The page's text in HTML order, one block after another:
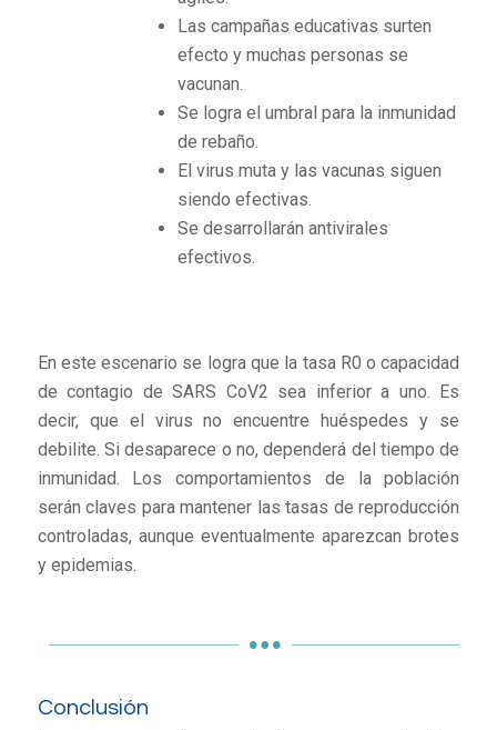
Las campañas educativas surten
efecto y muchas personas se
vacunan.
Se logra el umbral para la inmunidad
de rebaño.
El virus muta y las vacunas siguen
siendo efectivas.
Se desarrollarán antivirales
efectivos.
En este escenario se logra que la tasa R0 o capacidad
de contagio de SARS CoV2 sea inferior a uno. Es
decir, que el virus no encuentre huéspedes y se
debilite. Si desaparece o no, dependerá del tiempo de
inmunidad. Los comportamientos de la población
serán claves para mantener las tasas de reproducción
controladas, aunque eventualmente aparezcan brotes
y epidemias.
Conclusión